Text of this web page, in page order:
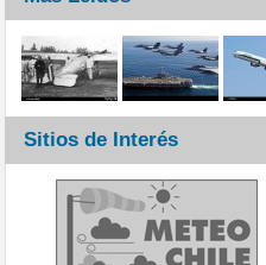
Sitios de Interés